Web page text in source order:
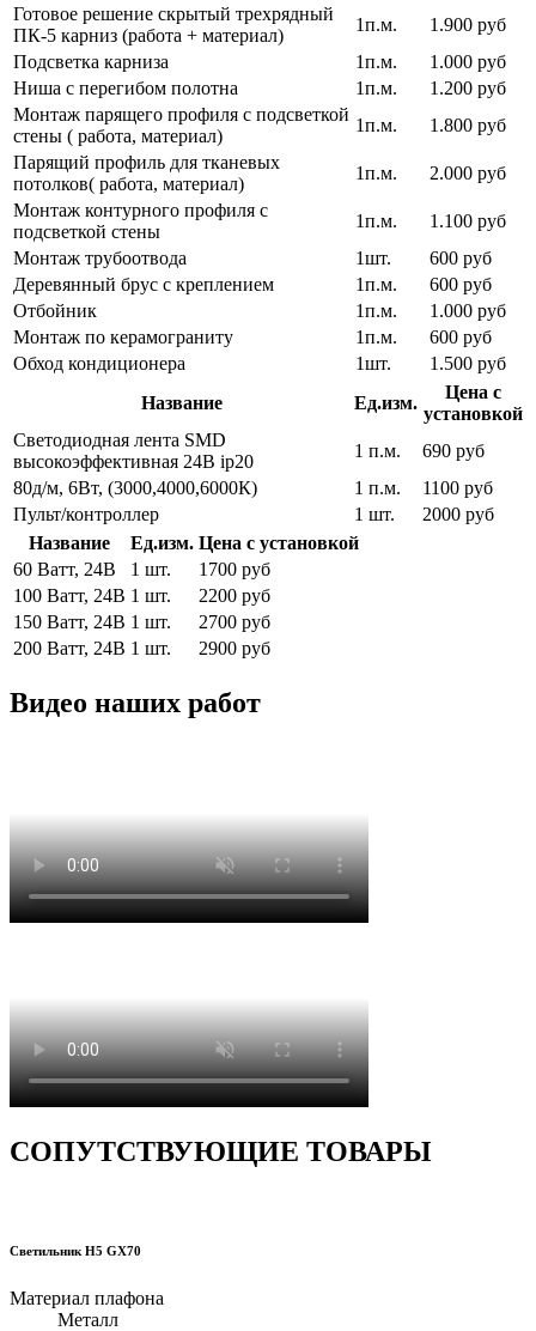
Готовое решение скрытый трехрядный
ПК-5 карниз (работа + материал)
1п.м.
1.900 руб
Подсветка карниза
1п.м.
1.000 руб
Ниша с перегибом полотна
1п.м.
1.200 руб
Монтаж парящего профиля с подсветкой
стены ( работа, материал)
1п.м.
1.800 руб
Парящий профиль для тканевых
потолков( работа, материал)
1п.м.
2.000 руб
Монтаж контурного профиля с
подсветкой стены
1п.м.
1.100 руб
Монтаж трубоотвода
1шт.
600 руб
Деревянный брус с креплением
1п.м.
600 руб
Отбойник
1п.м.
1.000 руб
Монтаж по керамограниту
1п.м.
600 руб
Обход кондиционера
1шт.
1.500 руб
Название
Ед.изм.
Цена с
установкой
Светодиодная лента SMD
высокоэффективная 24В ip20
1 п.м.
690 руб
80д/м, 6Вт, (3000,4000,6000К)
1 п.м.
1100 руб
Пульт/контроллер
1 шт.
2000 руб
Название
Ед.изм. Цена с установкой
60 Ватт, 24В
1 шт.
1700 руб
100 Ватт, 24В 1 шт.
2200 руб
150 Ватт, 24В 1 шт.
2700 руб
200 Ватт, 24В 1 шт. 2900 руб
Видео наших работ
СОПУТСТВУЮЩИЕ ТОВАРЫ
Светильник H5 GX70
Материал плафона
Металл